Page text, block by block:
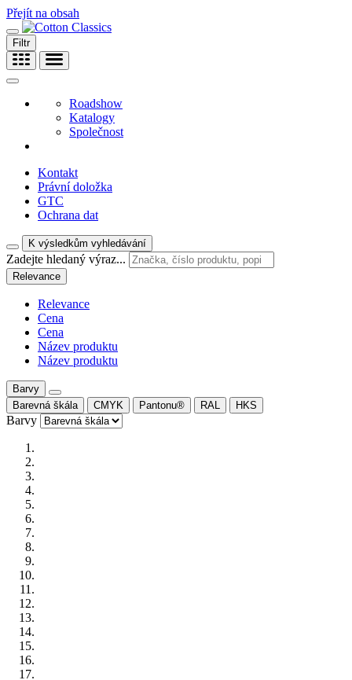
Přejít na obsah
Filtr
Roadshow
Katalogy
Společnost
Kontakt
Právní doložka
GTC
Ochrana dat
K výsledkům vyhledávání
Zadejte hledaný výraz...
Relevance
Relevance
Cena
Cena
Název produktu
Název produktu
Barvy
Barevná škála
CMYK Pantonu® RAL HKS
Barvy